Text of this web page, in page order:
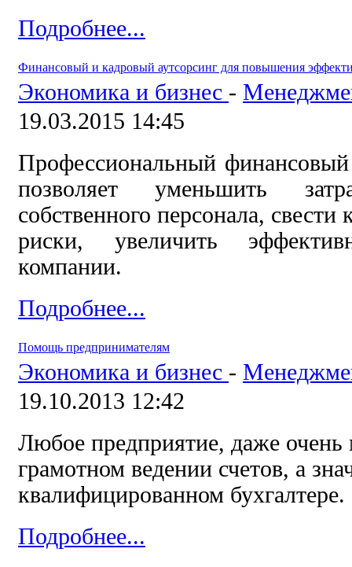
Подробнее...
Финансовый и кадровый аутсорсинг для повышения
Экономика и бизнес -
19.03.2015 14:45
Профессиональный
позволяет уменьшить
собственного персонала,
риски, увеличить
компании.
Подробнее...
Помощь предпринимателям
Экономика и бизнес -
19.10.2013 12:42
Любое предприятие, даже очень
грамотном ведении счетов, а
квалифицированном бухгалтере.
Подробнее...